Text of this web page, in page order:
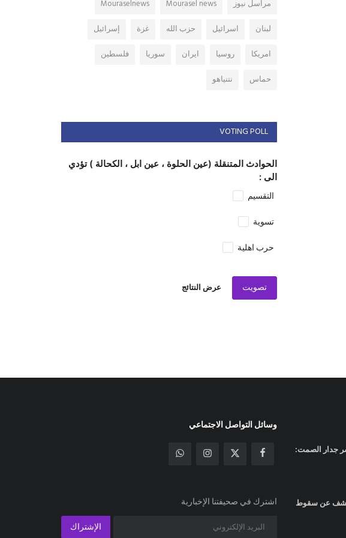
مراسل نيوز Mourasel news
Mouraselnews
لبنان
اسرائيل حزب الله غزة
إسرائيل
امريكا
روسيا ايران سوريا
فلسطين
حماس
نتنياهو
VOTING POLL
الحوادث المتنقلة (عين الحلوة ، عين ابل ، الكحالة ) تؤدي
الى :
التقسيم
تسوية
حرب اهلية
تصويت عرض النتائج
جدار الصمت:
عن سقوط
وسائل التواصل الاجتماعي
اشترك في صحيفتنا الإخبارية
الإشتراك